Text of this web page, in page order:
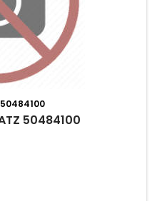
50484100
50484100